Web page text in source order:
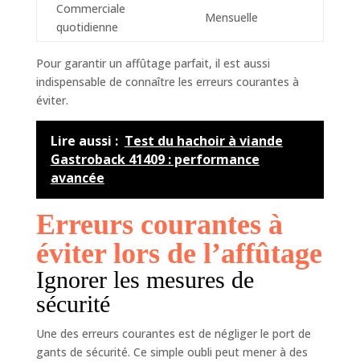
Commerciale
quotidienne
Mensuelle
Pour garantir un affûtage parfait, il est aussi
indispensable de connaître les erreurs courantes à
éviter.
Lire aussi : Test du hachoir à viande
Gastroback 41409 : performance
avancée
Erreurs courantes à
éviter lors de l’affûtage
Ignorer les mesures de
sécurité
Une des erreurs courantes est de négliger le port de
gants de sécurité. Ce simple oubli peut mener à des